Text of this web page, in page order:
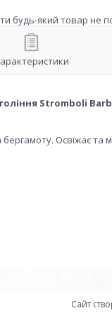
будь-який товар не
Stromboli
бергамоту. Освіжає
Сайт